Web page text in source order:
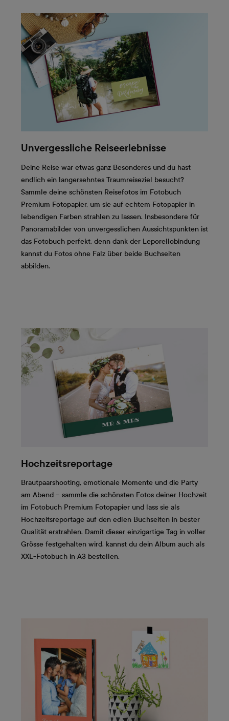
Unvergessliche Reiseerlebnisse
Deine Reise war etwas ganz Besonderes und du hast
endlich ein langersehntes Traumreiseziel besucht?
Sammle deine schönsten Reisefotos im Fotobuch
Premium Fotopapier, um sie auf echtem Fotopapier in
lebendigen Farben strahlen zu lassen. Insbesondere für
Panoramabilder von unvergesslichen Aussichtspunkten ist
das Fotobuch perfekt, denn dank der Leporellobindung
kannst du Fotos ohne Falz über beide Buchseiten
abbilden.
Hochzeitsreportage
Brautpaarshooting, emotionale Momente und die Party
am Abend – sammle die schönsten Fotos deiner Hochzeit
im Fotobuch Premium Fotopapier und lass sie als
Hochzeitsreportage auf den edlen Buchseiten in bester
Qualität erstrahlen. Damit dieser einzigartige Tag in voller
Grösse festgehalten wird, kannst du dein Album auch als
XXL-Fotobuch in A3 bestellen.